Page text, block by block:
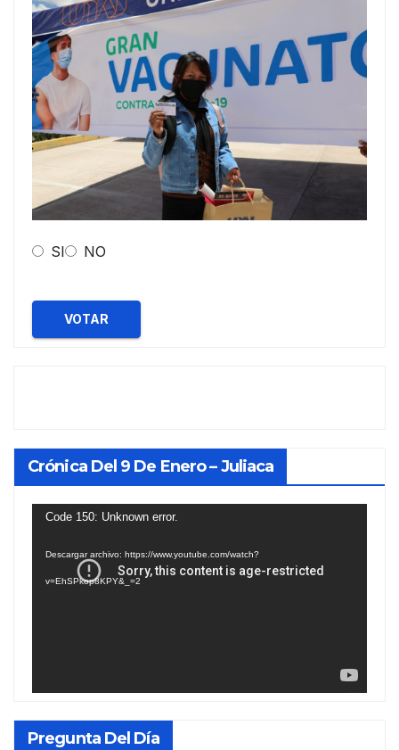
SI NO
VOTAR
Crónica Del 9 De Enero – Juliaca
Reproductor
Code 150: Unknown error.
Descargar archivo: https://www.youtube.com/watch?
v=EhSPkop8KPY&_=2
Pregunta Del Día